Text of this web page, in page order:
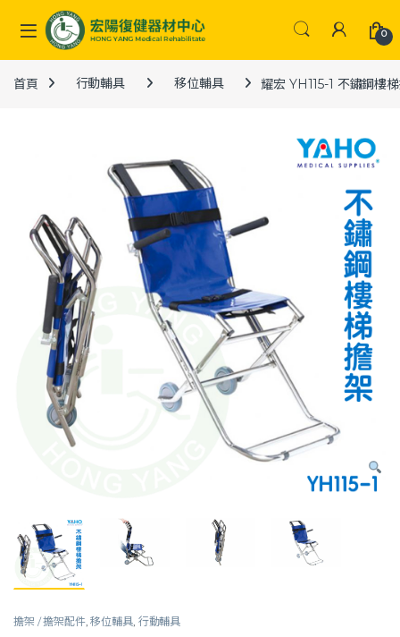
Skip to navigation
Skip to content
0
首頁 行動輔具 移位輔具 耀宏 YH115-1 不鏽鋼樓
擔架 / 擔架配件,移位輔具, 行動輔具